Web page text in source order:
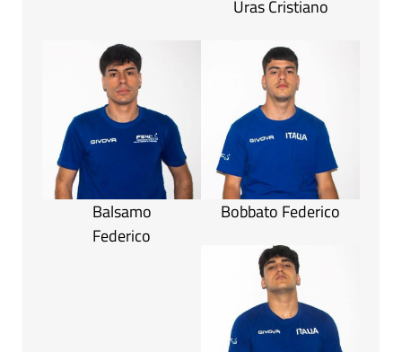
Uras Cristiano
Balsamo
Federico
Bobbato Federico